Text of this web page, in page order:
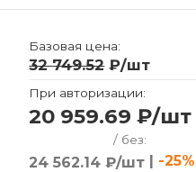
Базовая цена:
32 749.52₽/шт
При авторизации:
20 959.69 ₽/шт
/ без:
24 562.14 ₽/шт | -25%